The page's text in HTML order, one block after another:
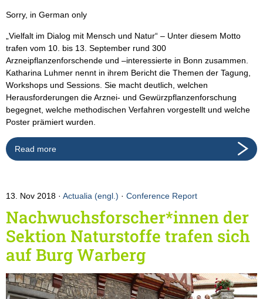
Sorry, in German only
„Vielfalt im Dialog mit Mensch und Natur“ – Unter diesem Motto
trafen vom 10. bis 13. September rund 300
Arzneipflanzenforschende und –interessierte in Bonn zusammen.
Katharina Luhmer nennt in ihrem Bericht die Themen der Tagung,
Workshops und Sessions. Sie macht deutlich, welchen
Herausforderungen die Arznei- und Gewürzpflanzenforschung
begegnet, welche methodischen Verfahren vorgestellt und welche
Poster prämiert wurden.
Read more
13. Nov 2018 Actualia (engl.) · Conference Report
Nachwuchsforscher*innen der
Sektion Naturstoffe trafen sich
auf Burg Warberg